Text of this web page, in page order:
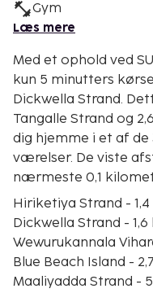
Gym
Læs mere
Med et ophold ved
kun 5 minutters
Dickwella Strand. Dette hotel ligger 15,6 km fra
Tangalle Strand og
dig hjemme i et af
værelser. De viste
nærmeste 0,1
Hiriketiya Strand -
Dickwella Strand - 1,6
Wewurukannala
Blue Beach Island -
Maaliyadda Strand -